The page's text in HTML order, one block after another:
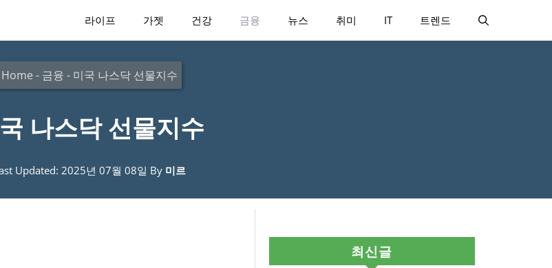
라이프 가젯 건강 금융 뉴스 취미 IT 트렌드
Home - 금융 - 미국 나스닥 선물지수
나스닥 선물지수
Updated: 2025년 07월 08일 By 미르
최신글